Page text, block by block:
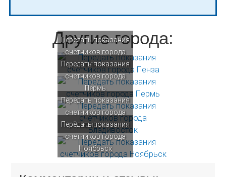
Другие города:
Передать показания
счетчиков города
Пенза
Передать показания
счетчиков города
Пермь
Передать показания
счетчиков города
Владивосток
Передать показания
счетчиков города
Ноябрьск